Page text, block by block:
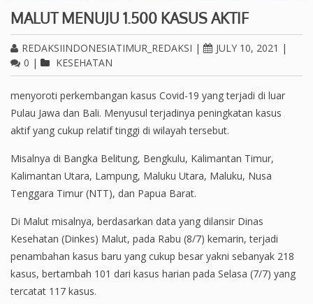
MALUT MENUJU 1.500 KASUS AKTIF
REDAKSIINDONESIATIMUR_REDAKSI | JULY 10, 2021 |
0 | KESEHATAN
menyoroti perkembangan kasus Covid-19 yang terjadi di luar
Pulau Jawa dan Bali. Menyusul terjadinya peningkatan kasus
aktif yang cukup relatif tinggi di wilayah tersebut.
Misalnya di Bangka Belitung, Bengkulu, Kalimantan Timur,
Kalimantan Utara, Lampung, Maluku Utara, Maluku, Nusa
Tenggara Timur (NTT), dan Papua Barat.
Di Malut misalnya, berdasarkan data yang dilansir Dinas
Kesehatan (Dinkes) Malut, pada Rabu (8/7) kemarin, terjadi
penambahan kasus baru yang cukup besar yakni sebanyak 218
kasus, bertambah 101 dari kasus harian pada Selasa (7/7) yang
tercatat 117 kasus.